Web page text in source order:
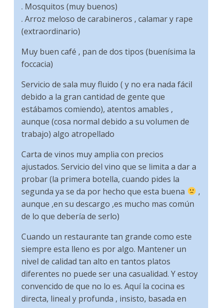
. Mosquitos (muy buenos)
. Arroz meloso de carabineros , calamar y rape
(extraordinario)
Muy buen café , pan de dos tipos (buenísima la
foccacia)
Servicio de sala muy fluido ( y no era nada fácil
debido a la gran cantidad de gente que
estábamos comiendo), atentos amables ,
aunque (cosa normal debido a su volumen de
trabajo) algo atropellado
Carta de vinos muy amplia con precios
ajustados. Servicio del vino que se limita a dar a
probar (la primera botella, cuando pides la
segunda ya se da por hecho que esta buena
,
aunque ,en su descargo ,es mucho mas común
de lo que debería de serlo)
Cuando un restaurante tan grande como este
siempre esta lleno es por algo. Mantener un
nivel de calidad tan alto en tantos platos
diferentes no puede ser una casualidad. Y estoy
convencido de que no lo es. Aquí la cocina es
directa, lineal y profunda , insisto, basada en